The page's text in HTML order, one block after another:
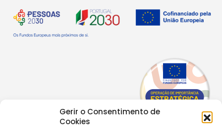
Gerir o Consentimento de
Cookies